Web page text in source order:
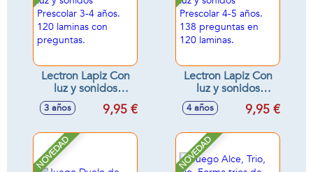
Lectron Lapiz Con
luz y sonidos
Prescolar 3-4 años.
120 laminas con
3 años 9,95 €
Lectron Lapiz Con
luz y sonidos
Prescolar 4-5 años.
138 preguntas en
4 años 9,95 €
NOVEDAD NOVEDAD